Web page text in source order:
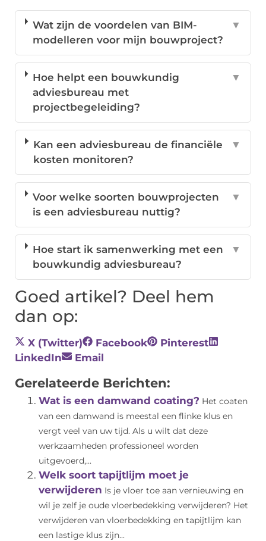
Wat zijn de voordelen van BIM-
modelleren voor mijn bouwproject?
▼
Hoe helpt een bouwkundig
adviesbureau met
projectbegeleiding?
▼
Kan een adviesbureau de financiële
kosten monitoren?
▼
Voor welke soorten bouwprojecten
is een adviesbureau nuttig?
▼
Hoe start ik samenwerking met een
bouwkundig adviesbureau?
▼
Goed artikel? Deel hem
dan op:
X (Twitter) Facebook
Pinterest
LinkedIn
Email
Gerelateerde Berichten:
Wat is een damwand coating? Het coaten
van een damwand is meestal een flinke klus en
vergt veel van uw tijd. Als u wilt dat deze
werkzaamheden professioneel worden
uitgevoerd,...
Welk soort tapijtlijm moet je
verwijderen Is je vloer toe aan vernieuwing en
wil je zelf je oude vloerbedekking verwijderen? Het
verwijderen van vloerbedekking en tapijtlijm kan
een lastige klus zijn...